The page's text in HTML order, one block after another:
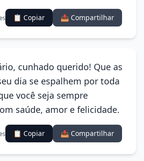
📋 Copiar 📤 Compartilhar
cunhado querido! Que as
dia se espalhem por toda
você seja sempre
saúde, amor e felicidade.
📋 Copiar 📤 Compartilhar